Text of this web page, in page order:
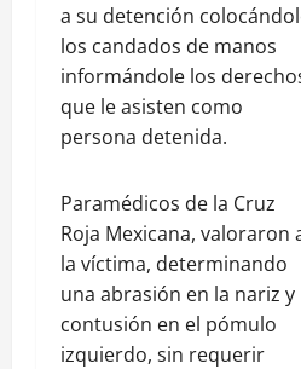
a su detención
los candados de manos
informándole los
que le asisten como
persona detenida.
Paramédicos de la Cruz
Roja Mexicana, valoraron
la víctima, determinando
una abrasión en la nariz y
contusión en el pómulo
izquierdo, sin requerir